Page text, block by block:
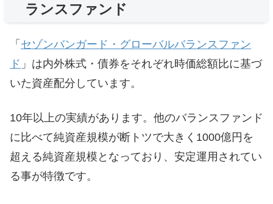
ランスファンド
「 セゾンバンガード・グローバルバランスファン
ド 」は内外株式・債券をそれぞれ時価総額比に基づ
いた資産配分しています。
10年以上の実績があります。他のバランスファンド
に比べて純資産規模が断トツで大きく1000億円を
超える純資産規模となっており、安定運用されてい
る事が特徴です。